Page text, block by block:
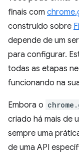
finais com
construído sobre
depende de um
para configurar.
todas as etapas
funcionando na
Embora o
criado há mais de
sempre uma
de uma API